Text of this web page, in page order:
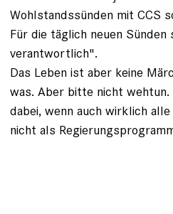
Wohlstandssünden mit CCS
Für die täglich neuen Sünden
verantwortlich".
Das Leben ist aber keine
was. Aber bitte nicht
dabei, wenn auch wirklich
nicht als